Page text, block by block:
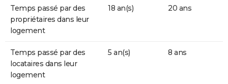
Temps passé par des
propriétaires dans leur
logement
18 an(s) 20 ans
Temps passé par des
locataires dans leur
logement
5 an(s) 8 ans